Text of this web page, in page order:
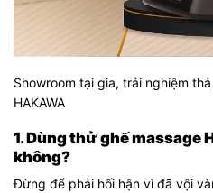
Showroom tại gia, trải nghiệm
HAKAWA
1. Dùng thử ghế massage
không?
Đừng để phải hối hận vì đã vội